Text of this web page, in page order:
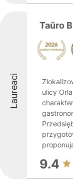
Laureaci
Taŭro
ulicy
9.4